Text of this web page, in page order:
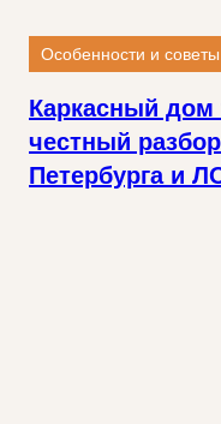
Особенности и советы
Каркасный дом
честный
Петербурга и